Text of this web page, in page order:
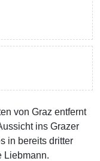
von Graz entfernt
ins Grazer
in bereits dritter
Liebmann.